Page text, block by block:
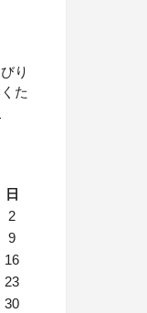
り
た
日
2
9
16
23
30